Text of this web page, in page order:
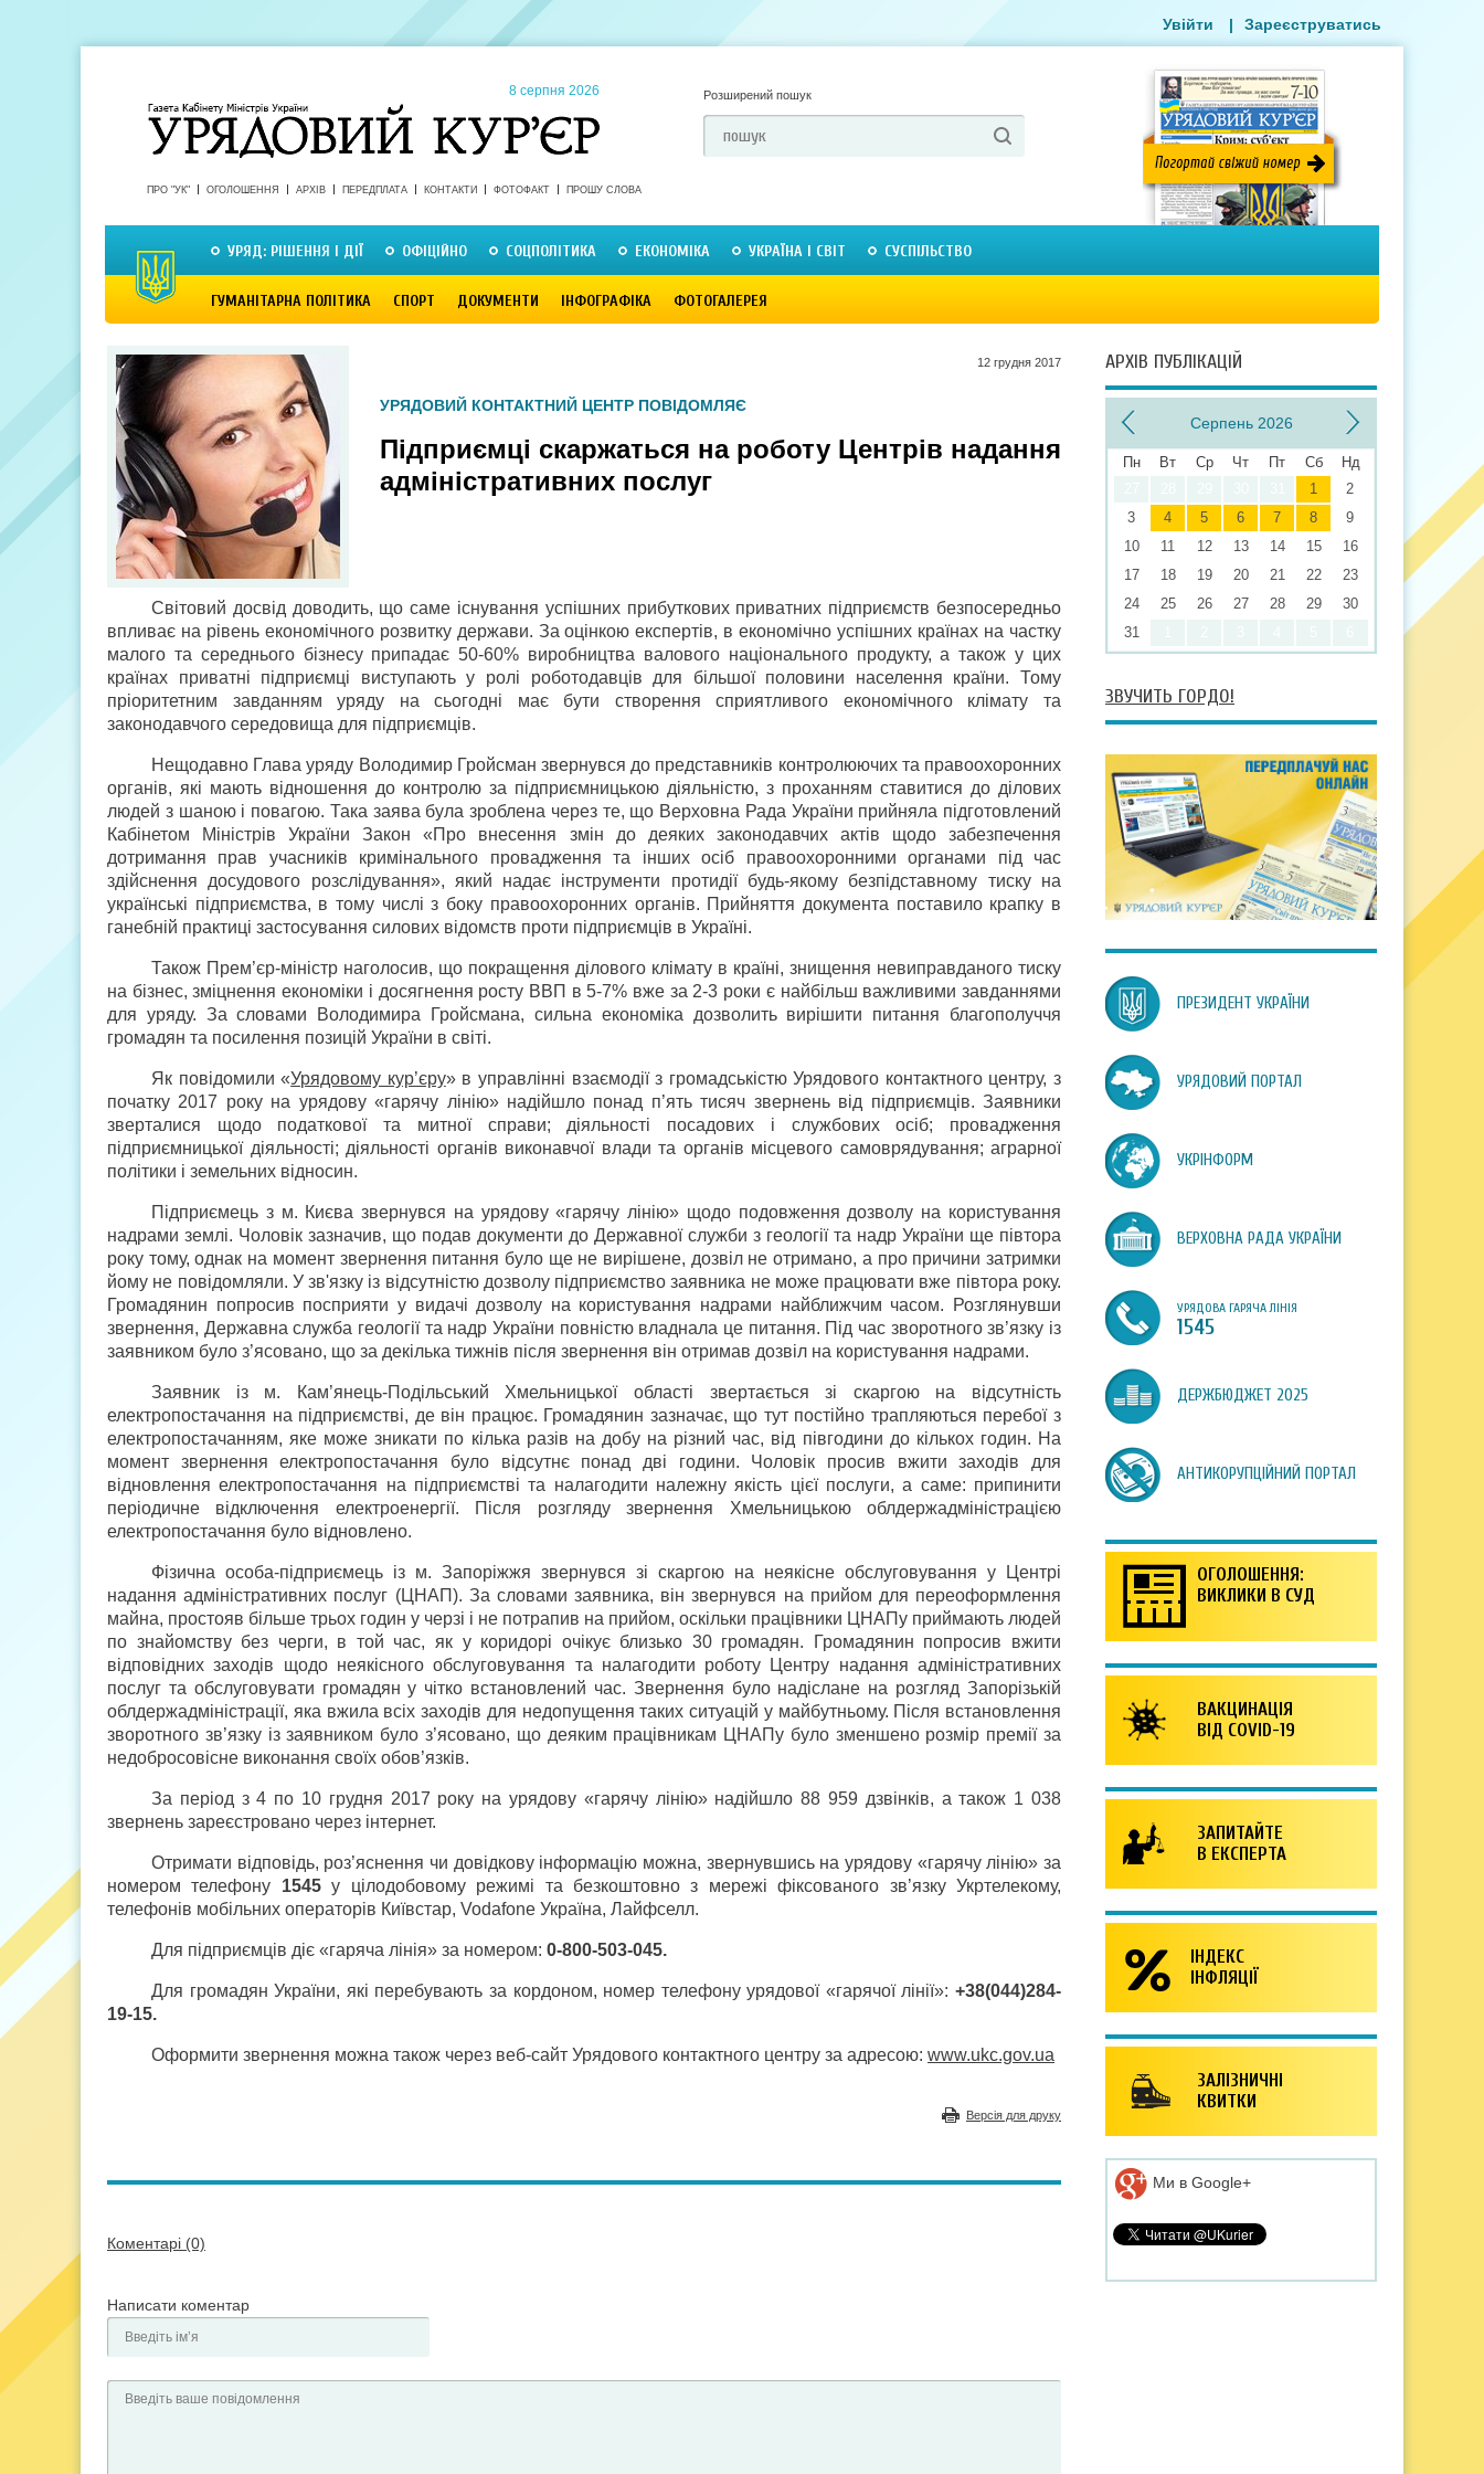
8 серпня 2026 Розширений пошук
ПРО "УК" ОГОЛОШЕННЯ АРХІВ ПЕРЕДПЛАТА КОНТАКТИ ФОТОФАКТ ПРОШУ СЛОВА
УРЯД: РІШЕННЯ І ДІЇ ОФІЦІЙНО СОЦПОЛІТИКА ЕКОНОМІКА УКРАЇНА І СВІТ СУСПІЛЬСТВО
ГУМАНІТАРНА ПОЛІТИКА СПОРТ ДОКУМЕНТИ ІНФОГРАФІКА ФОТОГАЛЕРЕЯ
Увійти | Зареєструватись
12 грудня 2017
УРЯДОВИЙ КОНТАКТНИЙ ЦЕНТР ПОВІДОМЛЯЄ
Підприємці скаржаться на роботу Центрів надання
адміністративних послуг
Світовий досвід доводить, що саме існування успішних прибуткових приватних підприємств безпосередньо
впливає на рівень економічного розвитку держави. За оцінкою експертів, в економічно успішних країнах на частку
малого та середнього бізнесу припадає 50-60% виробництва валового національного продукту, а також у цих
країнах приватні підприємці виступають у ролі роботодавців для більшої половини населення країни. Тому
пріоритетним завданням уряду на сьогодні має бути створення сприятливого економічного клімату та
законодавчого середовища для підприємців.
Нещодавно Глава уряду Володимир Гройсман звернувся до представників контролюючих та правоохоронних
органів, які мають відношення до контролю за підприємницькою діяльністю, з проханням ставитися до ділових
людей з шаною і повагою. Така заява була зроблена через те, що Верховна Рада України прийняла підготовлений
Кабінетом Міністрів України Закон «Про внесення змін до деяких законодавчих актів щодо забезпечення
дотримання прав учасників кримінального провадження та інших осіб правоохоронними органами під час
здійснення досудового розслідування», який надає інструменти протидії будь-якому безпідставному тиску на
українські підприємства, в тому числі з боку правоохоронних органів. Прийняття документа поставило крапку в
ганебній практиці застосування силових відомств проти підприємців в Україні.
Також Прем’єр-міністр наголосив, що покращення ділового клімату в країні, знищення невиправданого тиску
на бізнес, зміцнення економіки і досягнення росту ВВП в 5-7% вже за 2-3 роки є найбільш важливими завданнями
для уряду. За словами Володимира Гройсмана, сильна економіка дозволить вирішити питання благополуччя
громадян та посилення позицій України в світі.
Як повідомили «Урядовому кур’єру» в управлінні взаємодії з громадськістю Урядового контактного центру, з
початку 2017 року на урядову «гарячу лінію» надійшло понад п’ять тисяч звернень від підприємців. Заявники
зверталися щодо податкової та митної справи; діяльності посадових і службових осіб; провадження
підприємницької діяльності; діяльності органів виконавчої влади та органів місцевого самоврядування; аграрної
політики і земельних відносин.
Підприємець з м. Києва звернувся на урядову «гарячу лінію» щодо подовження дозволу на користування
надрами землі. Чоловік зазначив, що подав документи до Державної служби з геології та надр України ще півтора
року тому, однак на момент звернення питання було ще не вирішене, дозвіл не отримано, а про причини затримки
йому не повідомляли. У зв'язку із відсутністю дозволу підприємство заявника не може працювати вже півтора року.
Громадянин попросив посприяти у видачі дозволу на користування надрами найближчим часом. Розглянувши
звернення, Державна служба геології та надр України повністю владнала це питання. Під час зворотного зв’язку із
заявником було з’ясовано, що за декілька тижнів після звернення він отримав дозвіл на користування надрами.
Заявник із м. Кам’янець-Подільський Хмельницької області звертається зі скаргою на відсутність
електропостачання на підприємстві, де він працює. Громадянин зазначає, що тут постійно трапляються перебої з
електропостачанням, яке може зникати по кілька разів на добу на різний час, від півгодини до кількох годин. На
момент звернення електропостачання було відсутнє понад дві години. Чоловік просив вжити заходів для
відновлення електропостачання на підприємстві та налагодити належну якість цієї послуги, а саме: припинити
періодичне відключення електроенергії. Після розгляду звернення Хмельницькою облдержадміністрацією
електропостачання було відновлено.
Фізична особа-підприємець із м. Запоріжжя звернувся зі скаргою на неякісне обслуговування у Центрі
надання адміністративних послуг (ЦНАП). За словами заявника, він звернувся на прийом для переоформлення
майна, простояв більше трьох годин у черзі і не потрапив на прийом, оскільки працівники ЦНАПу приймають людей
по знайомству без черги, в той час, як у коридорі очікує близько 30 громадян. Громадянин попросив вжити
відповідних заходів щодо неякісного обслуговування та налагодити роботу Центру надання адміністративних
послуг та обслуговувати громадян у чітко встановлений час. Звернення було надіслане на розгляд Запорізькій
облдержадміністрації, яка вжила всіх заходів для недопущення таких ситуацій у майбутньому. Після встановлення
зворотного зв’язку із заявником було з’ясовано, що деяким працівникам ЦНАПу було зменшено розмір премії за
недобросовісне виконання своїх обов’язків.
За період з 4 по 10 грудня 2017 року на урядову «гарячу лінію» надійшло 88 959 дзвінків, а також 1 038
звернень зареєстровано через інтернет.
Отримати відповідь, роз’яснення чи довідкову інформацію можна, звернувшись на урядову «гарячу лінію» за
номером телефону 1545у цілодобовому режимі та безкоштовно з мережі фіксованого зв’язку Укртелекому,
телефонів мобільних операторів Київстар, Vodafone Україна, Лайфселл.
Для підприємців діє «гаряча лінія» за номером: 0-800-503-045.
Для громадян України, які перебувають за кордоном, номер телефону урядової «гарячої лінії»: +38(044)284-
19-15.
Оформити звернення можна також через веб-сайт Урядового контактного центру за адресою: www.ukc.gov.ua
Версія для друку
Коментарі (0)
Написати коментар
АРХІВ ПУБЛІКАЦІЙ
Серпень 2026
Пн Вт Ср Чт Пт Сб
Нд
1
2
3
4 5 6 7 8
9
10
11 12 13 14 15
16
17
18 19 20 21 22
23
24
25 26 27 28 29
30
31
ЗВУЧИТЬ ГОРДО!
ПРЕЗИДЕНТ УКРАЇНИ
УРЯДОВИЙ ПОРТАЛ
УКРІНФОРМ
ВЕРХОВНА РАДА УКРАЇНИ
УРЯДОВА ГАРЯЧА ЛІНІЯ
1545
ДЕРЖБЮДЖЕТ 2025
АНТИКОРУПЦІЙНИЙ ПОРТАЛ
ОГОЛОШЕННЯ:
ВИКЛИКИ В СУД
ВАКЦИНАЦІЯ
ВІД COVID-19
ЗАПИТАЙТЕ
В ЕКСПЕРТА
ІНДЕКС
ІНФЛЯЦІЇ
ЗАЛІЗНИЧНІ
КВИТКИ
Ми в Google+